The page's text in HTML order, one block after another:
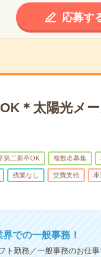
応募す
OK＊太陽光メ
第二新卒OK 複数名募集
残業なし 交費支給 車
での一般事務！
ト勤務／一般事務のお仕